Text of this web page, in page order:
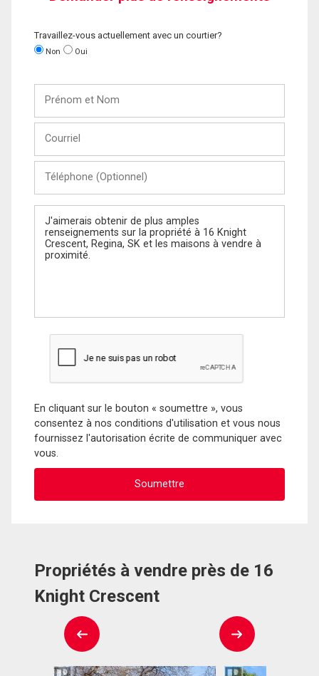
Travaillez-vous actuellement avec un courtier?
Non Oui
Nom
(Optionnel)
Message
En cliquant sur le bouton « soumettre », vous
consentez à nos conditions d'utilisation et vous nous
fournissez l'autorisation écrite de communiquer avec
vous.
Propriétés à vendre près de 16
Knight Crescent